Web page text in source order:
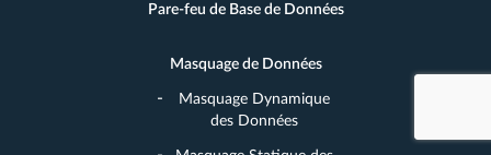
Pare-feu de Base de Données
Masquage de Données
Masquage Dynamique
des Données